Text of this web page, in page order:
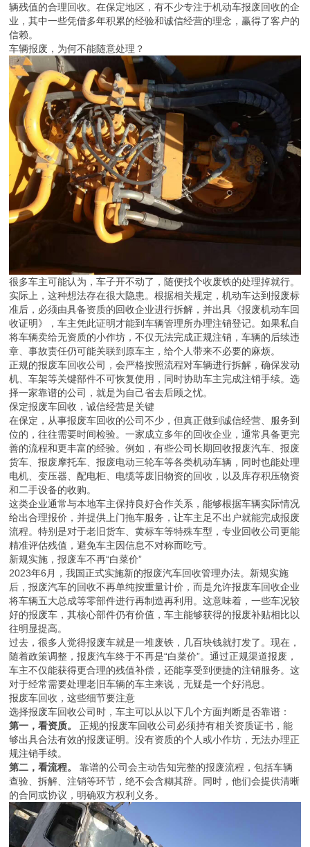
辆残值的合理回收。在保定地区，有不少专注于机动车报废回收的企
业，其中一些凭借多年积累的经验和诚信经营的理念，赢得了客户的
信赖。
车辆报废，为何不能随意处理？
很多车主可能认为，车子开不动了，随便找个收废铁的处理掉就行。
实际上，这种想法存在很大隐患。根据相关规定，机动车达到报废标
准后，必须由具备资质的回收企业进行拆解，并出具《报废机动车回
收证明》，车主凭此证明才能到车辆管理所办理注销登记。如果私自
将车辆卖给无资质的小作坊，不仅无法完成正规注销，车辆的后续违
章、事故责任仍可能关联到原车主，给个人带来不必要的麻烦。
正规的报废车回收公司，会严格按照流程对车辆进行拆解，确保发动
机、车架等关键部件不可恢复使用，同时协助车主完成注销手续。选
择一家靠谱的公司，就是为自己省去后顾之忧。
保定报废车回收，诚信经营是关键
在保定，从事报废车回收的公司不少，但真正做到诚信经营、服务到
位的，往往需要时间检验。一家成立多年的回收企业，通常具备更完
善的流程和更丰富的经验。例如，有些公司长期回收报废汽车、报废
货车、报废摩托车、报废电动三轮车等各类机动车辆，同时也能处理
电机、变压器、配电柜、电缆等废旧物资的回收，以及库存积压物资
和二手设备的收购。
这类企业通常与本地车主保持良好合作关系，能够根据车辆实际情况
给出合理报价，并提供上门拖车服务，让车主足不出户就能完成报废
流程。特别是对于老旧货车、黄标车等特殊车型，专业回收公司更能
精准评估残值，避免车主因信息不对称而吃亏。
新规实施，报废车不再“白菜价”
2023年6月，我国正式实施新的报废汽车回收管理办法。新规实施
后，报废汽车的回收不再单纯按重量计价，而是允许报废车回收企业
将车辆五大总成等零部件进行再制造再利用。这意味着，一些车况较
好的报废车，其核心部件仍有价值，车主能够获得的报废补贴相比以
往明显提高。
过去，很多人觉得报废车就是一堆废铁，几百块钱就打发了。现在，
随着政策调整，报废汽车终于不再是“白菜价”。通过正规渠道报废，
车主不仅能获得更合理的残值补偿，还能享受到便捷的注销服务。这
对于经常需要处理老旧车辆的车主来说，无疑是一个好消息。
报废车回收，这些细节要注意
选择报废车回收公司时，车主可以从以下几个方面判断是否靠谱：
第一，看资质。
正规的报废车回收公司必须持有相关资质证书，能
够出具合法有效的报废证明。没有资质的个人或小作坊，无法办理正
规注销手续。
第二，看流程。
靠谱的公司会主动告知完整的报废流程，包括车辆
查验、拆解、注销等环节，绝不会含糊其辞。同时，他们会提供清晰
的合同或协议，明确双方权利义务。